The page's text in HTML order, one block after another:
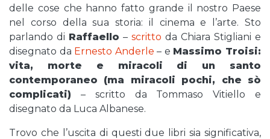
delle cose che hanno fatto grande il nostro Paese
nel corso della sua storia: il cinema e l’arte. Sto
parlando di Raffaello – scritto da Chiara Stigliani e
disegnato da Ernesto Anderle – e Massimo Troisi:
vita, morte e miracoli di un santo
contemporaneo (ma miracoli pochi, che sò
complicati) – scritto da Tommaso Vitiello e
disegnato da Luca Albanese.
Trovo che l’uscita di questi due libri sia significativa,